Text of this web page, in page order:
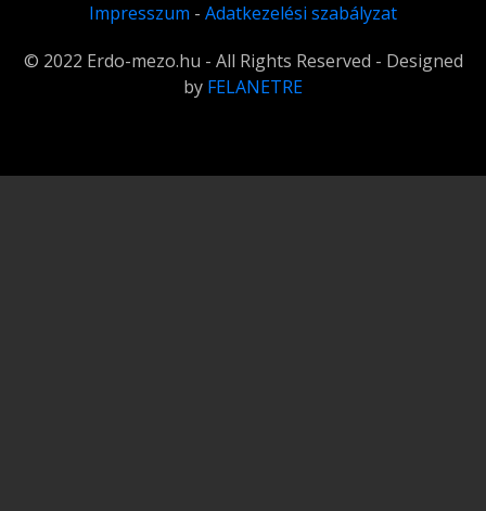
Impresszum - Adatkezelési szabályzat
© 2022 Erdo-mezo.hu - All Rights Reserved - Designed
by FELANETRE